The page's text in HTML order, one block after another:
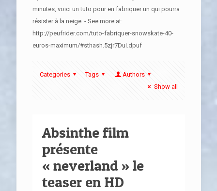
minutes, voici un tuto pour en fabriquer un qui pourra
résister à la neige. - See more at:
http://peufrider.com/tuto-fabriquer-snowskate-40-
euros-maximum/#sthash.5zjr7Dui.dpuf
Categories Tags
Authors
Show all
Absinthe film
présente
« neverland » le
teaser en HD